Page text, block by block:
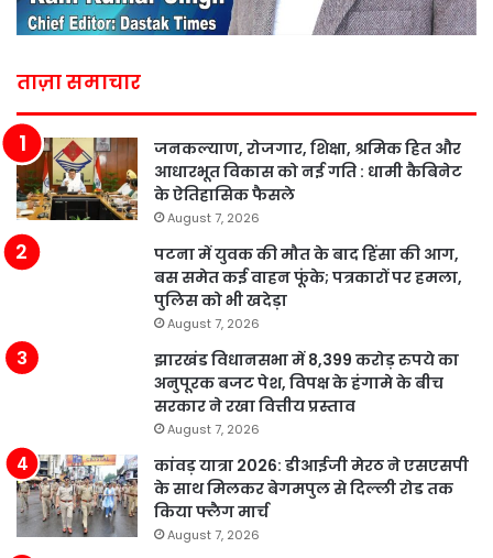
ताज़ा समाचार
जनकल्याण, रोजगार, शिक्षा, श्रमिक हित और
आधारभूत विकास को नई गति : धामी कैबिनेट
के ऐतिहासिक फैसले
August 7, 2026
पटना में युवक की मौत के बाद हिंसा की आग,
बस समेत कई वाहन फूंके; पत्रकारों पर हमला,
पुलिस को भी खदेड़ा
August 7, 2026
झारखंड विधानसभा में 8,399 करोड़ रुपये का
अनुपूरक बजट पेश, विपक्ष के हंगामे के बीच
सरकार ने रखा वित्तीय प्रस्ताव
August 7, 2026
कांवड़ यात्रा 2026: डीआईजी मेरठ ने एसएसपी
के साथ मिलकर बेगमपुल से दिल्ली रोड तक
किया फ्लैग मार्च
August 7, 2026